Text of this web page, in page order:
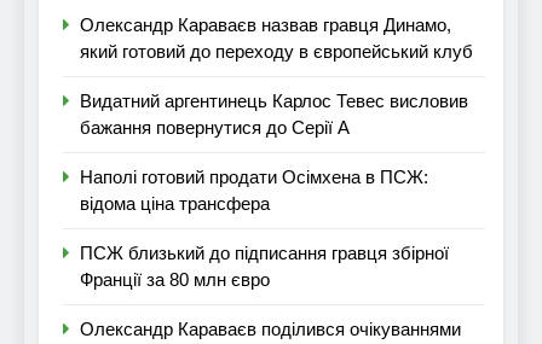
Олександр Караваєв назвав гравця Динамо,
який готовий до переходу в європейський клуб
Видатний аргентинець Карлос Тевес висловив
бажання повернутися до Серії А
Наполі готовий продати Осімхена в ПСЖ:
відома ціна трансфера
ПСЖ близький до підписання гравця збірної
Франції за 80 млн євро
Олександр Караваєв поділився очікуваннями